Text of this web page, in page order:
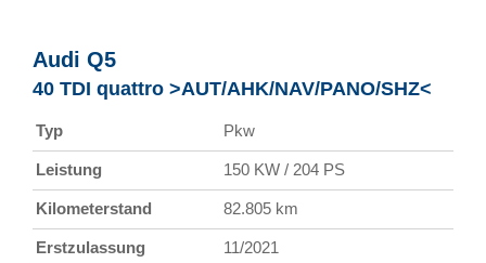
Audi Q5
40 TDI quattro >AUT/AHK/NAV/PANO/SHZ<
Typ Pkw
Leistung 150 KW / 204 PS
Kilometerstand 82.805 km
Erstzulassung 11/2021